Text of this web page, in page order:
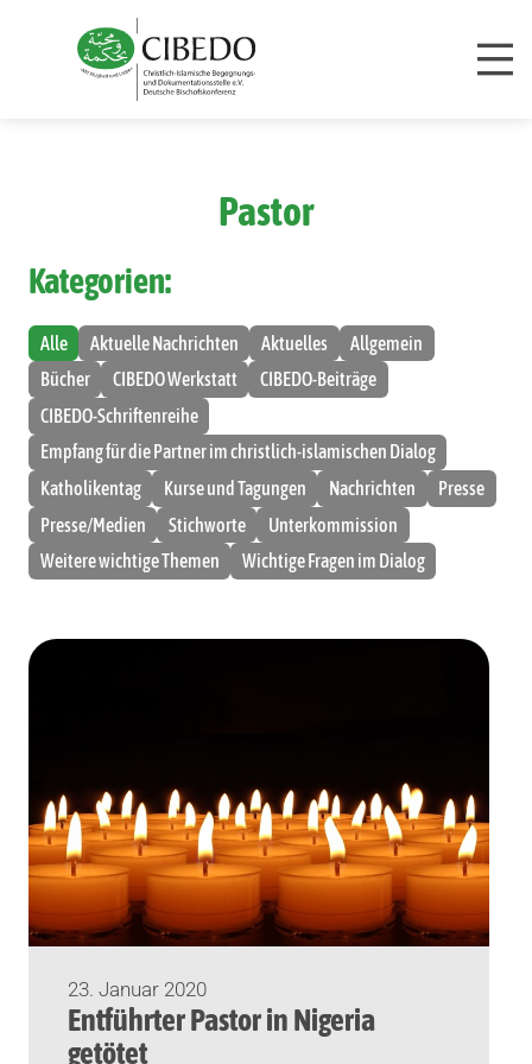
Pastor
Kategorien:
Alle Aktuelle Nachrichten Aktuelles
Allgemein
Bücher
CIBEDO Werkstatt
CIBEDO-Beiträge
CIBEDO-Schriftenreihe
Empfang für die Partner im christlich-islamischen Dialog
Katholikentag
Kurse und Tagungen Nachrichten
Presse
Presse/Medien
Stichworte
Unterkommission
Weitere wichtige Themen
Wichtige Fragen im Dialog
23. Januar 2020
Entführter Pastor in Nigeria
getötet